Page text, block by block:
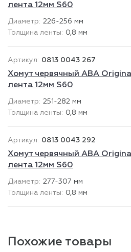
лента 12мм S60
226-256 мм
0,8 мм
0813 0043 267
Хомут червячный ABA
лента 12мм S60
251-282 мм
0,8 мм
0813 0043 292
Хомут червячный ABA
лента 12мм S60
277-307 мм
0,8 мм
Похожие товары